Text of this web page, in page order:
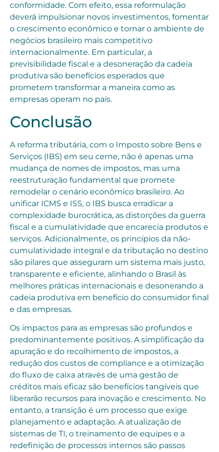
conformidade. Com efeito, essa reformulação
deverá impulsionar novos investimentos, fomentar
o crescimento econômico e tornar o ambiente de
negócios brasileiro mais competitivo
internacionalmente. Em particular, a
previsibilidade fiscal e a desoneração da cadeia
produtiva são benefícios esperados que
prometem transformar a maneira como as
empresas operam no país.
Conclusão
A reforma tributária, com o Imposto sobre Bens e
Serviços (IBS) em seu cerne, não é apenas uma
mudança de nomes de impostos, mas uma
reestruturação fundamental que promete
remodelar o cenário econômico brasileiro. Ao
unificar ICMS e ISS, o IBS busca erradicar a
complexidade burocrática, as distorções da guerra
fiscal e a cumulatividade que encarecia produtos e
serviços. Adicionalmente, os princípios da não-
cumulatividade integral e da tributação no destino
são pilares que asseguram um sistema mais justo,
transparente e eficiente, alinhando o Brasil às
melhores práticas internacionais e desonerando a
cadeia produtiva em benefício do consumidor final
e das empresas.
Os impactos para as empresas são profundos e
predominantemente positivos. A simplificação da
apuração e do recolhimento de impostos, a
redução dos custos de compliance e a otimização
do fluxo de caixa através de uma gestão de
créditos mais eficaz são benefícios tangíveis que
liberarão recursos para inovação e crescimento. No
entanto, a transição é um processo que exige
planejamento e adaptação. A atualização de
sistemas de TI, o treinamento de equipes e a
redefinição de processos internos são passos